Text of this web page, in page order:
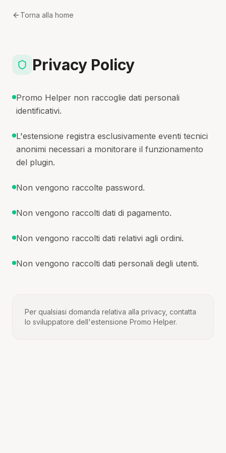
Torna alla home
Privacy Policy
Promo Helper non raccoglie dati personali
identificativi.
L'estensione registra esclusivamente eventi tecnici
anonimi necessari a monitorare il funzionamento
del plugin.
Non vengono raccolte password.
Non vengono raccolti dati di pagamento.
Non vengono raccolti dati relativi agli ordini.
Non vengono raccolti dati personali degli utenti.
Per qualsiasi domanda relativa alla privacy, contatta
lo sviluppatore dell'estensione Promo Helper.